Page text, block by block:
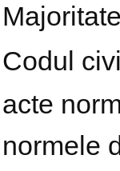
Codul
acte
normele